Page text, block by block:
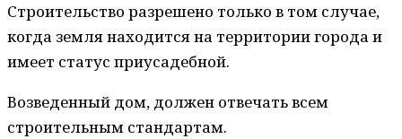
Строительство разрешено только в том случае,
когда земля находится на территории города и
имеет статус приусадебной.
Возведенный дом, должен отвечать всем
строительным стандартам.